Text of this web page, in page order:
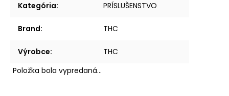
Kategória: PRÍSLUŠENSTVO
Brand: THC
Výrobce:
THC
Položka bola vypredaná…